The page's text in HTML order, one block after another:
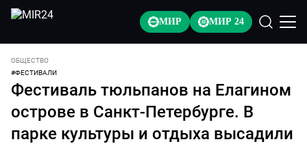
МИР МИР 24
ОБЩЕСТВО
#ФЕСТИВАЛИ
Фестиваль тюльпанов на Елагином
острове в Санкт-Петербурге. В
парке культуры и отдыха высадили